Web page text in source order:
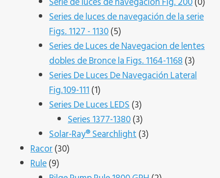
Series de luces de navegación de la serie
Figs. 1127 - 1130 55
productos
Series de Luces de Navegacion de lentes
dobles de Bronce la Figs. 1164-1168 33
Series De Luces De Navegación Lateral
Fig.109-111 11
producto
Series De Luces LEDS 33
productos
Series 1377-1380 33
productos
Solar-Ray® Searchlight 33
Racor 3030
Rule 99